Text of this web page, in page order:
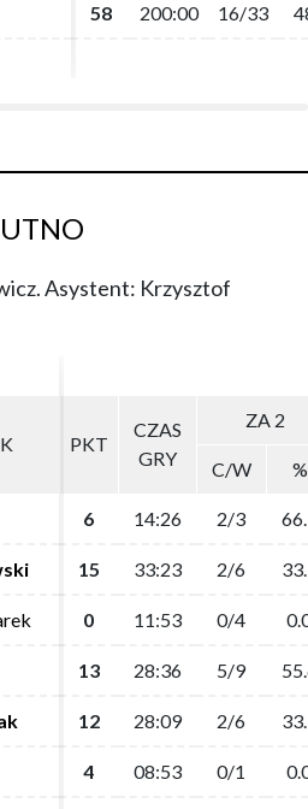
58 200:00 16/33
58 200:00 16/33
Asystent: Krzysztof
PKT
CZAS
GRY
ZA 2
C/W %
6 14:26 2/3
15 33:23 2/6
0 11:53 0/4
13 28:36 5/9
12 28:09 2/6
4 08:53 0/1
PKT
CZAS
GRY
ZA 2
C/W %
6 14:26 2/3
15 33:23 2/6
0 11:53 0/4
13 28:36 5/9
12 28:09 2/6
4 08:53 0/1